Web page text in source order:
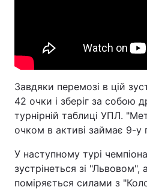
Завдяки перемозі в цій
42 очки і зберіг за собою
турнірній таблиці УПЛ.
очком в активі займає 9-у
У наступному турі
зустрінеться зі "Львовом",
поміряється силами з